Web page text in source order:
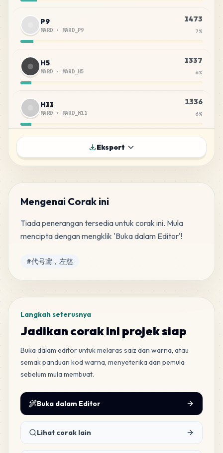
P9
MARD • MARD_P9
1473
7%
H5
MARD • MARD_H5
1337
6%
H11
MARD • MARD_H11
1336
6%
%
772
H22
MARD •MARD_H22
3%
H6
MARD_H6
M3
MARD•MARD_M3
H1
MARD•MARD_H1
631
M15
MARD•MARD_M15
566
3
Eksport
Mengenai Corak ini
Tiada penerangan tersedia untuk corak ini. Mula
mencipta dengan mengklik 'Buka dalam Editor'!
Tag
#代号鸢，左慈
Langkah seterusnya
Jadikan corak ini projek siap
Buka dalam editor untuk melaras saiz dan warna, atau
semak panduan kod warna, menyeterika dan pemula
sebelum mula membuat.
Buka dalam Editor
Lihat corak lain